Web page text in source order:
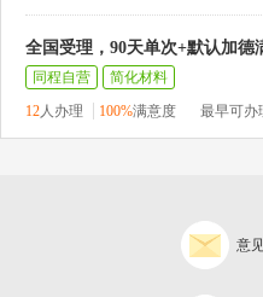
全国受理，90天单次+默认加德
同程自营
简化材料
12人办理 100%满意度 最早可办
意